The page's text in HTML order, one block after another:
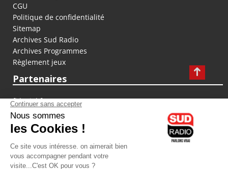
CGU
Politique de confidentialité
Sitemap
Archives Sud Radio
Archives Programmes
Règlement jeux
Partenaires
fiducial.fr
lyoncapitale.fr
olympique-et-lyonnais.com
L'application Iphone / Android